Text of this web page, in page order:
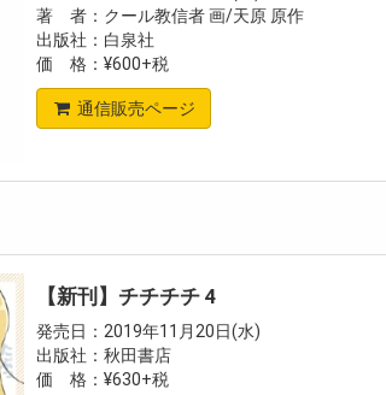
著 者：クール教信者 画/天原 原作
出版社：白泉社
価 格：¥600+税
通信販売ページ
【新刊】チチチチ 4
発売日：2019年11月20日(水)
出版社：秋田書店
価 格：¥630+税